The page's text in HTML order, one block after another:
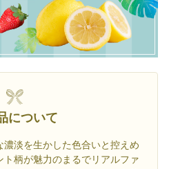
について
淡を生かした色合いと控えめ
柄が魅力のまるでリアルファ